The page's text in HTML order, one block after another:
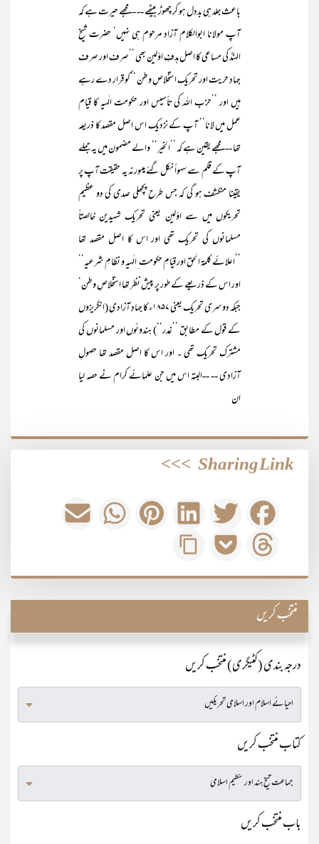
باعث جلد ہی بددل ہو کر چھوڑ بیٹھے -- --مجھے حیرت ہے کہ
آپ مولانا ابوالکلام آزاد مرحوم ہی نہیں‘ حضرت شیخ
الہندؒ کی مساعی کا اصل ہدفِ اوّلین بھی ’’صرف اور صرف
جہادِ حریت اور تحریک استخلاصِ وطن ‘‘کو قرار دے رہے
ہیں اور ’’حزب اللہ کی تأسیس اور حکومت الٰہیہ کا قیام
عمل میں لانا‘‘ آپ کے نزدیک اس اصل مقصد کا ذریعہ
تھا ---مجھے یقین ہے کہ ’’الخیر‘‘ والے مضمون میں یہ جملے
آپ کے قلم سے سہواً نکل گئے ہیںورنہ یہ حقیقت آپ پر
یقینا منکشف ہو گی کہ جس طرح پچھلی صدی کی دو عظیم
تحریکوں میں سے اوّلین یعنی تحریک شہیدین خالصتاً
مسلمانوں کی تحریک تھی اور اس کا اصل مقصد تھا
’’اعلائے کلمۃ الحق اور قیامِ حکومت ِ الٰہیہ و نظامِ شرعیہ‘‘
اور اس کے ذریعے کے طور پر پیش نظر تھا استخلاصِ وطن‘
جبکہ دوسری تحریک یعنی ۱۸۵۷ء کا جہادِ آزادی (انگریزوں
کے قول کے مطابق ’’غدر‘‘) ہندوئوں اور مسلمانوں کی
مشترک تحریک تھی ۔ اور اس کا اصل مقصد تھا حصولِ
آزادی -- --البتہ اس میں جن علمائے کرام نے حصہ لیا
ان
Sharing Link
>>>
منتخب کریں
درجہ بندی (کٹیگری) منتخب کریں
کتاب منتخب کریں
باب منتخب کریں